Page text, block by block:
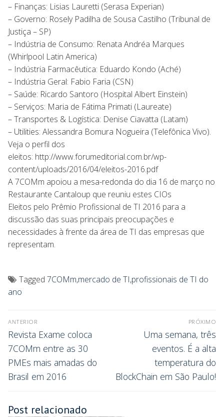
– Finanças: Lisias Lauretti (Serasa Experian)
– Governo: Rosely Padilha de Sousa Castilho (Tribunal de
Justiça – SP)
– Indústria de Consumo: Renata Andréa Marques
(Whirlpool Latin America)
– Indústria Farmacêutica: Eduardo Kondo (Aché)
– Indústria Geral: Fabio Faria (CSN)
– Saúde: Ricardo Santoro (Hospital Albert Einstein)
– Serviços: Maria de Fátima Primati (Laureate)
– Transportes & Logística: Denise Ciavatta (Latam)
– Utilities: Alessandra Bomura Nogueira (Telefônica Vivo).
Veja o perfil dos
eleitos: http://www.forumeditorial.com.br/wp-
content/uploads/2016/04/eleitos-2016.pdf
A 7COMm apoiou a mesa-redonda do dia 16 de março no
Restaurante Cantaloup que reuniu estes CIOs
Eleitos pelo Prêmio Profissional de TI 2016 para a
discussão das suas principais preocupações e
necessidades à frente da área de TI das empresas que
representam.
Tagged 7COMm,mercado de TI,profissionais de TI do
ano
ANTERIOR
Revista Exame coloca
7COMm entre as 30
PMEs mais amadas do
Brasil em 2016
PRÓXIMO
Uma semana, três
eventos. É a alta
temperatura do
BlockChain em São Paulo!
Post relacionado